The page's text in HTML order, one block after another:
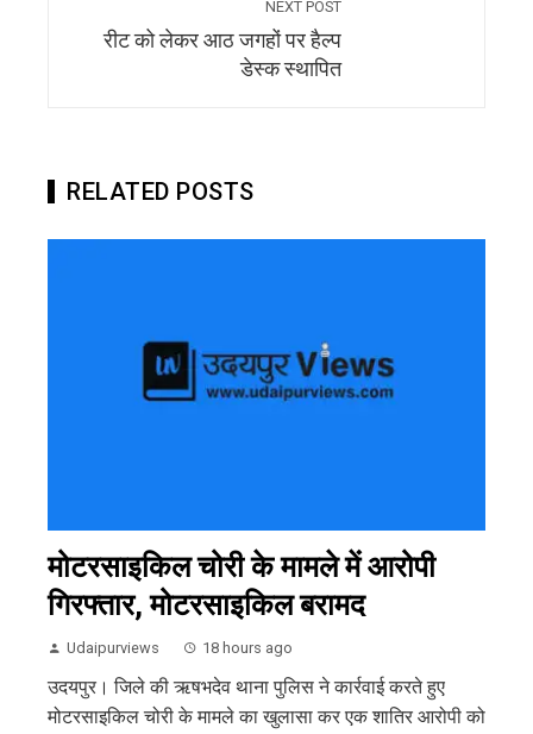
NEXT POST
रीट को लेकर आठ जगहों पर हैल्प
डेस्क स्थापित
RELATED POSTS
मोटरसाइकिल चोरी के मामले में आरोपी
गिरफ्तार, मोटरसाइकिल बरामद
Udaipurviews 18 hours ago
उदयपुर। जिले की ऋषभदेव थाना पुलिस ने कार्रवाई करते हुए
मोटरसाइकिल चोरी के मामले का खुलासा कर एक शातिर आरोपी को